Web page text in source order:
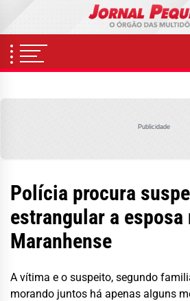
content
Publicidade
Polícia procura
estrangular a esposa
Maranhense
A vítima e o suspeito, segundo
morando juntos há apenas alguns